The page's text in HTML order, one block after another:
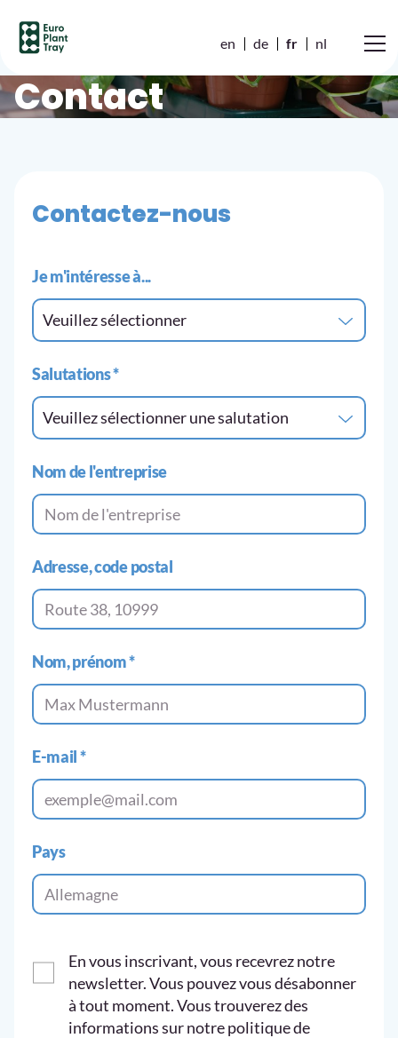
en de fr nl
Contact
Contactez-nous
Je m'intéresse à...
Veuillez sélectionner
Salutations*
Veuillez sélectionner une salutation
Nom de l'entreprise
Adresse, code postal
Nom, prénom*
E-mail*
Pays
En vous inscrivant, vous recevrez notre
newsletter. Vous pouvez vous désabonner
à tout moment. Vous trouverez des
informations sur notre politique de